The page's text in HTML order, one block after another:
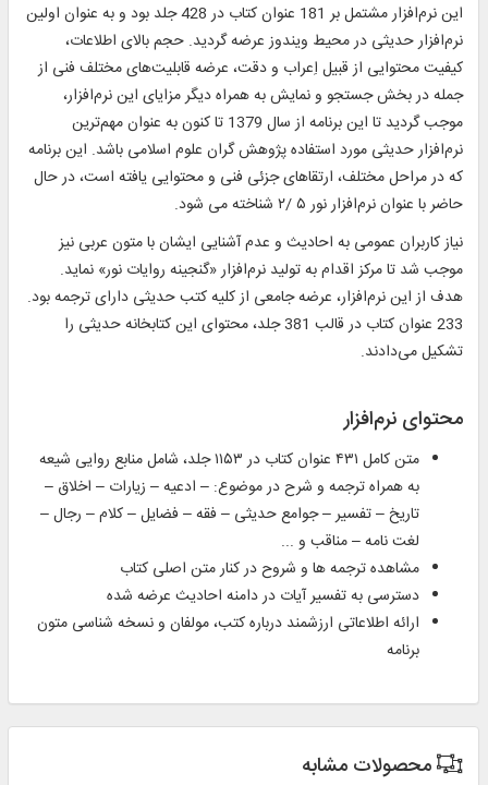
این نرم‌افزار مشتمل بر 181 عنوان کتاب در 428 جلد بود و به عنوان اولین
نرم‌افزار حدیثی در محیط ویندوز عرضه گردید. حجم بالای اطلاعات،
کیفیت محتوایی از قبیل اِعراب و دقت، عرضه قابلیت‌های مختلف فنی از
جمله در بخش جستجو و نمایش به همراه دیگر مزایای این نرم‌افزار،
موجب گردید تا این برنامه از سال 1379 تا کنون به عنوان مهم‌ترین
نرم‌افزار حدیثی مورد استفاده پژوهش گران علوم اسلامی باشد. این برنامه
که در مراحل مختلف، ارتقاهای جزئی فنی و محتوایی یافته است، در حال
حاضر با عنوان نرم‌افزار نور‌ ۵ /۲ شناخته می شود.
نیاز کاربران عمومی به احادیث و عدم آشنایی ایشان با متون عربی نیز
موجب شد تا مرکز اقدام به تولید نرم‌افزار «گنجینه روایات نور» نماید.
هدف از این نرم‌افزار، عرضه جامعی از کلیه کتب حدیثی دارای ترجمه بود.
233 عنوان کتاب در قالب 381 جلد، محتوای این کتابخانه حدیثی را
تشکیل می‌دادند.
محتوای نرم‌افزار
متن کامل ۴۳۱ عنوان کتاب در ۱۱۵۳ جلد، شامل منابع روایی شیعه
به همراه ترجمه و شرح در موضوع: – ادعیه – زیارات – اخلاق –
تاریخ – تفسیر – جوامع حدیثی – فقه – فضایل – کلام – رجال –
لغت نامه – مناقب و ...
مشاهده ترجمه ها و شروح در کنار متن اصلی کتاب
دسترسی به تفسیر آیات در دامنه احادیث عرضه شده
ارائه اطلاعاتی ارزشمند درباره کتب، مولفان و نسخه شناسی متون
برنامه
محصولات مشابه